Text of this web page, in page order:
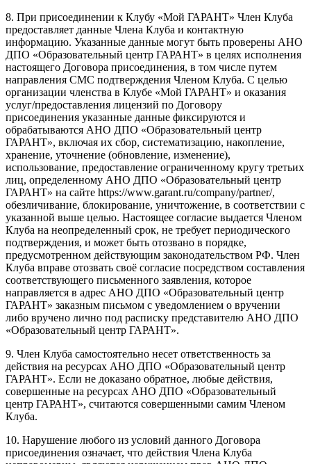
8. При присоединении к Клубу «Мой ГАРАНТ» Член Клуба
предоставляет данные Члена Клуба и контактную
информацию. Указанные данные могут быть проверены АНО
ДПО «Образовательный центр ГАРАНТ» в целях исполнения
настоящего Договора присоединения, в том числе путем
направления СМС подтверждения Членом Клуба. С целью
организации членства в Клубе «Мой ГАРАНТ» и оказания
услуг/предоставления лицензий по Договору
присоединения указанные данные фиксируются и
обрабатываются АНО ДПО «Образовательный центр
ГАРАНТ», включая их сбор, систематизацию, накопление,
хранение, уточнение (обновление, изменение),
использование, предоставление ограниченному кругу третьих
лиц, определенному АНО ДПО «Образовательный центр
ГАРАНТ» на сайте https://www.garant.ru/company/partner/,
обезличивание, блокирование, уничтожение, в соответствии с
указанной выше целью. Настоящее согласие выдается Членом
Клуба на неопределенный срок, не требует периодического
подтверждения, и может быть отозвано в порядке,
предусмотренном действующим законодательством РФ. Член
Клуба вправе отозвать своё согласие посредством составления
соответствующего письменного заявления, которое
направляется в адрес АНО ДПО «Образовательный центр
ГАРАНТ» заказным письмом с уведомлением о вручении
либо вручено лично под расписку представителю АНО ДПО
«Образовательный центр ГАРАНТ».
9. Член Клуба самостоятельно несет ответственность за
действия на ресурсах АНО ДПО «Образовательный центр
ГАРАНТ». Если не доказано обратное, любые действия,
совершенные на ресурсах АНО ДПО «Образовательный
центр ГАРАНТ», считаются совершенными самим Членом
Клуба.
10. Нарушение любого из условий данного Договора
присоединения означает, что действия Члена Клуба